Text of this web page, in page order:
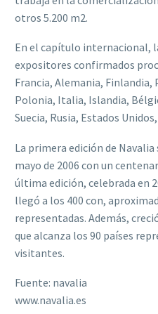
otros 5.200 m2.
En el capítulo internacional,
expositores confirmados
Francia, Alemania, Finlandia,
Polonia, Italia, Islandia,
Suecia, Rusia, Estados
La primera edición de Navalia
mayo de 2006 con un
última edición, celebrada en
llegó a los 400 con,
representadas. Además,
que alcanza los 90 países
visitantes.
Fuente: navalia
www.navalia.es